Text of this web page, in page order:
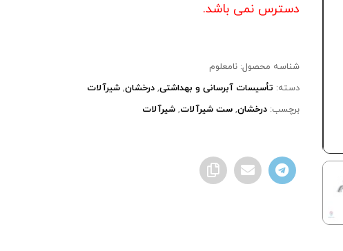
دسترس نمی باشد.
شناسه محصول:نامعلوم
دسته: تأسیسات آبرسانی و بهداشتی,درخشان,شیرآلات
برچسب:درخشان,ست شیرآلات,شیرآلات